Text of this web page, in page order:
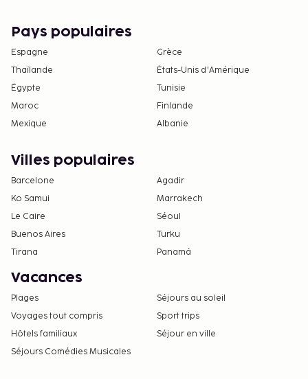
Pays populaires
Espagne
Grèce
Thaïlande
États-Unis d'Amérique
Égypte
Tunisie
Maroc
Finlande
Mexique
Albanie
Villes populaires
Barcelone
Agadir
Ko Samui
Marrakech
Le Caire
Séoul
Buenos Aires
Turku
Tirana
Panamá
Vacances
Plages
Séjours au soleil
Voyages tout compris
Sport trips
Hôtels familiaux
Séjour en ville
Séjours Comédies Musicales